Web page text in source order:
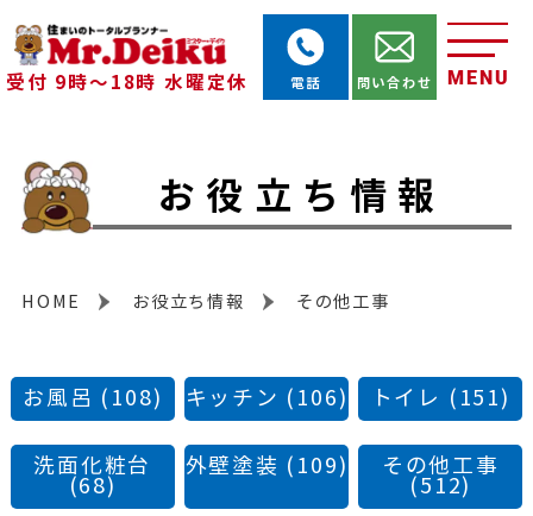
受付 9時～18時 水曜定休 MENU
電話 問い合わせ
お役立ち情報
HOME お役立ち情報 その他工事
お風呂 (108) キッチン (106) トイレ (151)
洗面化粧台
(68)
外壁塗装 (109) その他工事
(512)